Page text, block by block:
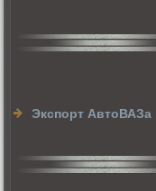
Экспорт АвтоВАЗа